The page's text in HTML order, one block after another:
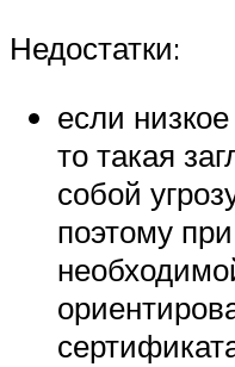
Недостатки:
если
то такая
собой
поэтому